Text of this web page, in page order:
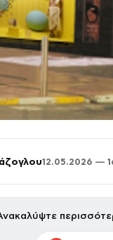
12.05.2026 —